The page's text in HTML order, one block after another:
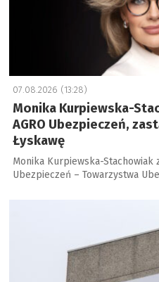
07.08.2026 (13:28)
Monika Kurpiewska-
AGRO Ubezpieczeń,
Łyskawę
Monika Kurpiewska-Stachowiak
Ubezpieczeń – Towarzystwa